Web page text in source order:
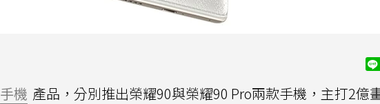
手機 產品，分別推出榮耀90與榮耀90 Pro兩款手機，主打2億